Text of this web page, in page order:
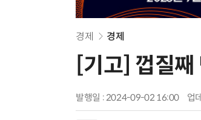
경제 경제
[기고] 껍질째
발행일 : 2024-09-02 16:00 업